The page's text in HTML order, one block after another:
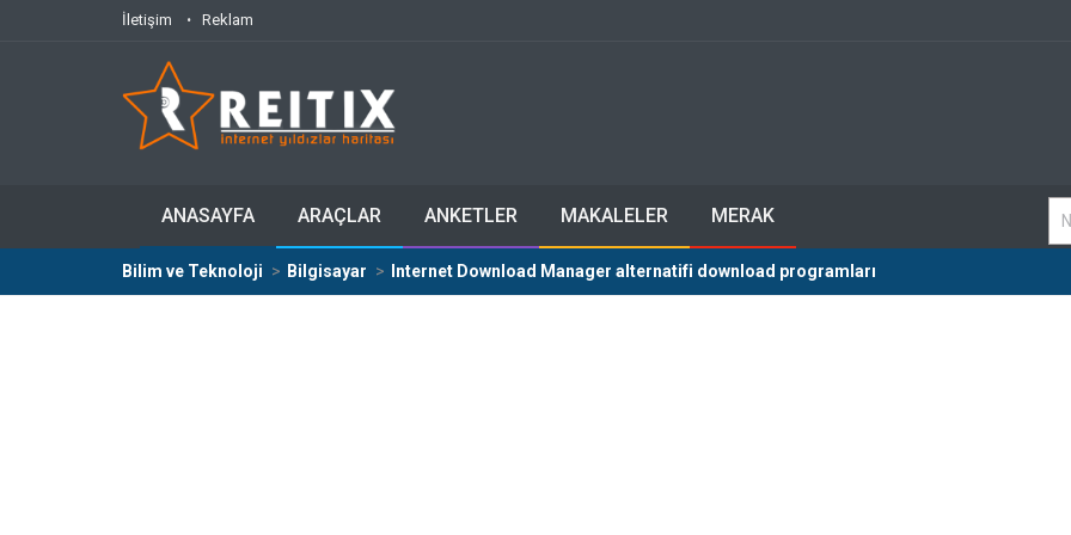
İletişim Reklam
ANASAYFA ARAÇLAR ANKETLER MAKALELER MERAK
Bilim ve Teknoloji Bilgisayar Internet Download Manager alternatifi download programları